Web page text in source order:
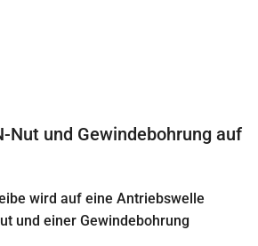
Nut und Gewindebohrung auf
wird auf eine Antriebswelle
und einer Gewindebohrung